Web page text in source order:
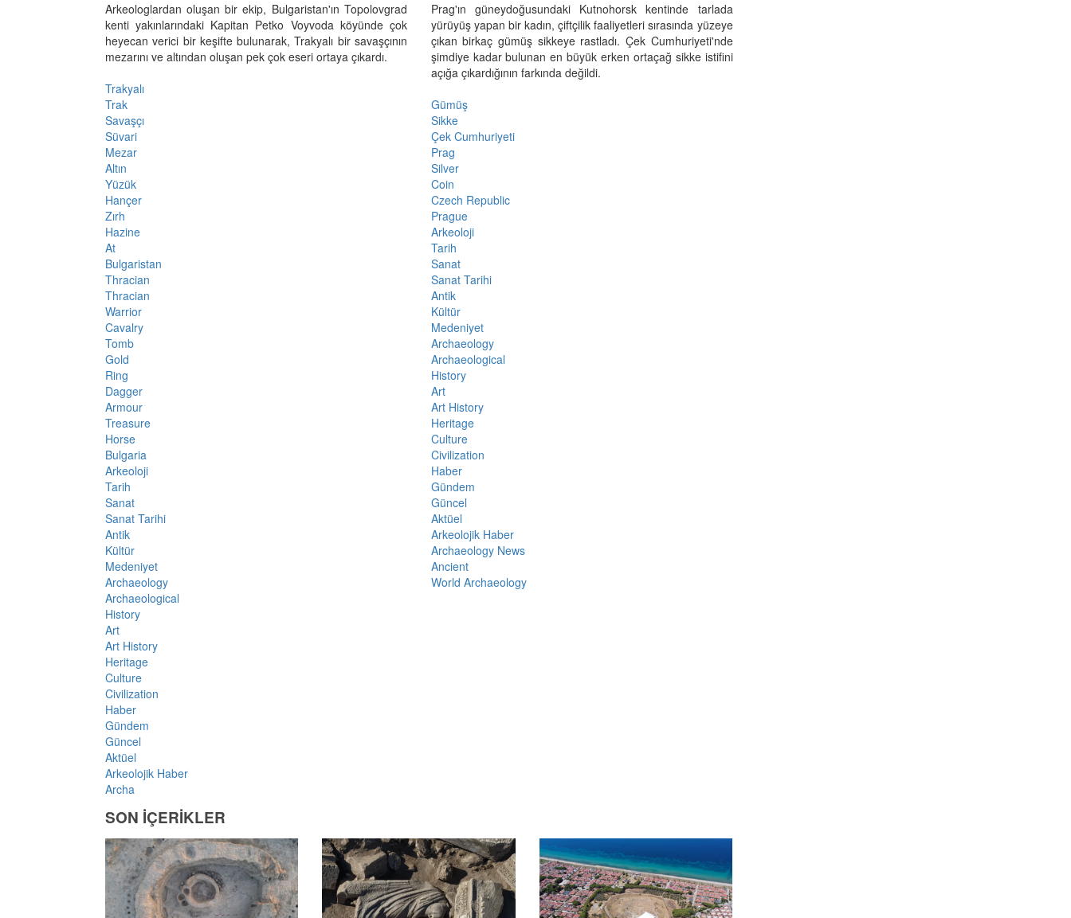
Arkeologlardan oluşan bir ekip, Bulgaristan'ın Topolovgrad
kenti yakınlarındaki Kapitan Petko Voyvoda köyünde çok
heyecan verici bir keşifte bulunarak, Trakyalı bir savaşçının
mezarını ve altından oluşan pek çok eseri ortaya çıkardı.
Trakyalı
Trak
Savaşçı
Süvari
Mezar
Altın
Yüzük
Hançer
Zırh
Hazine
At
Bulgaristan
Thracian
Thracian
Warrior
Cavalry
Tomb
Gold
Ring
Dagger
Armour
Treasure
Horse
Bulgaria
Arkeoloji
Tarih
Sanat
Sanat Tarihi
Antik
Kültür
Medeniyet
Archaeology
Archaeological
History
Art
Art History
Heritage
Culture
Civilization
Haber
Gündem
Güncel
Aktüel
Arkeolojik Haber
Archa
Prag'ın güneydoğusundaki Kutnohorsk kentinde tarlada
yürüyüş yapan bir kadın, çiftçilik faaliyetleri sırasında yüzeye
çıkan birkaç gümüş sikkeye rastladı. Çek Cumhuriyeti'nde
şimdiye kadar bulunan en büyük erken ortaçağ sikke istifini
açığa çıkardığının farkında değildi.
Gümüş
Sikke
Çek Cumhuriyeti
Prag
Silver
Coin
Czech Republic
Prague
Arkeoloji
Tarih
Sanat
Sanat Tarihi
Antik
Kültür
Medeniyet
Archaeology
Archaeological
History
Art
Art History
Heritage
Culture
Civilization
Haber
Gündem
Güncel
Aktüel
Arkeolojik Haber
Archaeology News
Ancient
World Archaeology
SON İÇERİKLER